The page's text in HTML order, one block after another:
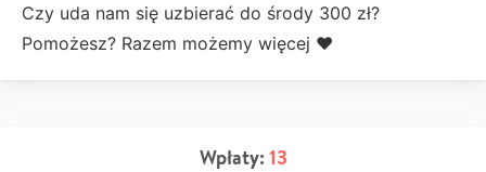
Czy uda nam się uzbierać do środy 300 zł?
Pomożesz? Razem możemy więcej ♥️
Wpłaty: 13